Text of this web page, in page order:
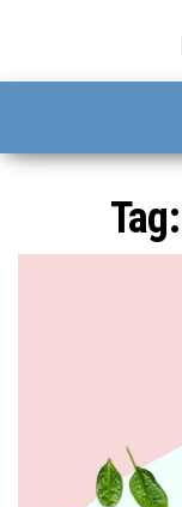
Tag: